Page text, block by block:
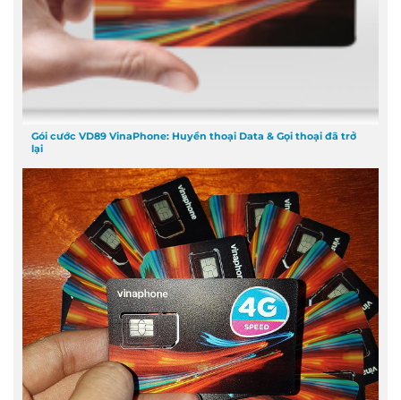
Gói cước VD89 VinaPhone: Huyền thoại Data & Gọi thoại đã trở
lại